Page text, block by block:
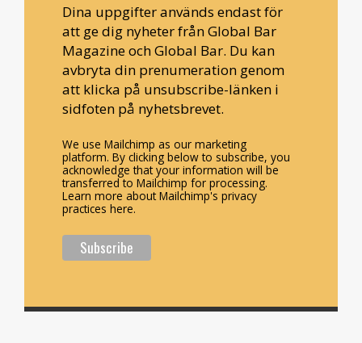
Dina uppgifter används endast för
att ge dig nyheter från Global Bar
Magazine och Global Bar. Du kan
avbryta din prenumeration genom
att klicka på unsubscribe-länken i
sidfoten på nyhetsbrevet.
We use Mailchimp as our marketing
platform. By clicking below to subscribe, you
acknowledge that your information will be
transferred to Mailchimp for processing.
Learn more about Mailchimp's privacy
practices here.